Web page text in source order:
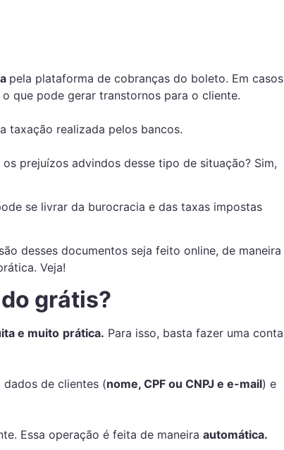
pela plataforma de cobranças do boleto. Em casos
que pode gerar transtornos para o cliente.
taxação realizada pelos bancos.
prejuízos advindos desse tipo de situação? Sim,
se livrar da burocracia e das taxas impostas
desses documentos seja feito online, de maneira
Veja!
grátis?
e muito prática. Para isso, basta fazer uma conta
dados de clientes (nome, CPF ou CNPJ e e-mail) e
Essa operação é feita de maneira automática.